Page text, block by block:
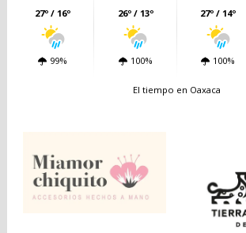
27º / 16º
99%
26º / 13º
100%
27º / 14º
100%
El tiempo en Oaxaca